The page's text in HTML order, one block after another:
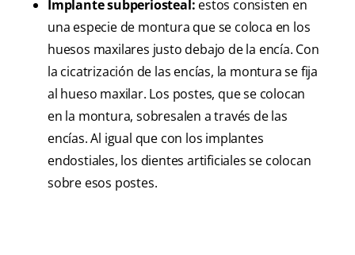
Implante subperiosteal: estos consisten en
una especie de montura que se coloca en los
huesos maxilares justo debajo de la encía. Con
la cicatrización de las encías, la montura se fija
al hueso maxilar. Los postes, que se colocan
en la montura, sobresalen a través de las
encías. Al igual que con los implantes
endostiales, los dientes artificiales se colocan
sobre esos postes.